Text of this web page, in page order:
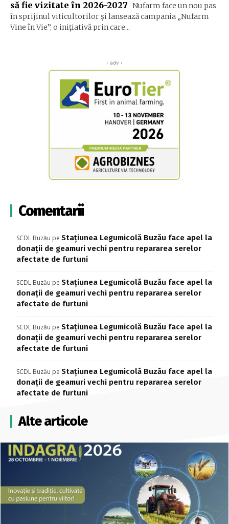
să fie vizitate în 2026-2027 Nufarm face un nou pas
în sprijinul viticultorilor și lansează campania „Nufarm
Vine în Vie”, o inițiativă prin care...
‹ adv ›
Comentarii
SCDL Buzău pe Stațiunea Legumicolă Buzău face apel la
donații de geamuri vechi pentru repararea serelor
afectate de furtuni
SCDL Buzău pe Stațiunea Legumicolă Buzău face apel la
donații de geamuri vechi pentru repararea serelor
afectate de furtuni
SCDL Buzău pe Stațiunea Legumicolă Buzău face apel la
donații de geamuri vechi pentru repararea serelor
afectate de furtuni
SCDL Buzău pe Stațiunea Legumicolă Buzău face apel la
donații de geamuri vechi pentru repararea serelor
afectate de furtuni
Alte articole